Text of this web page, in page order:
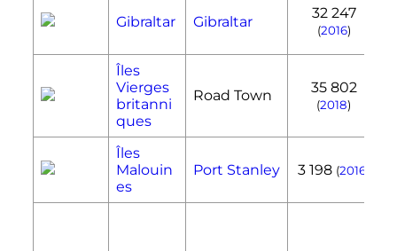
Gibraltar Gibraltar
32 247
(2016)
Îles
Vierges
britanni
ques
Road Town 35 802
(2018)
Îles
Malouin
es
Port Stanley 3 198 (2016